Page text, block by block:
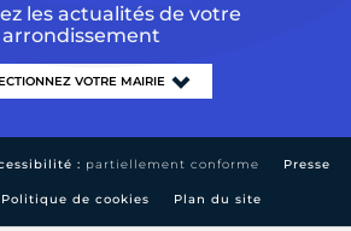
les actualités de votre
arrondissement
: partiellement conforme Presse
Politique de cookies Plan du site